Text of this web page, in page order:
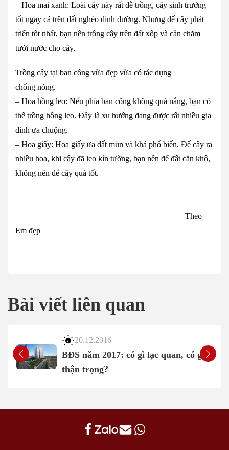
– Hoa mai xanh: Loài cây này rất dễ trồng, cây sinh trưởng
tốt ngay cả trên đất nghèo dinh dưỡng. Nhưng để cây phát
triển tốt nhất, bạn nên trồng cây trên đất xốp và cần chăm
tưới nước cho cây.
Trồng cây tại ban công vừa đẹp vừa có tác dụng
chống nóng.
– Hoa hồng leo: Nếu phía ban công không quá nắng, bạn có
thể trồng hồng leo. Đây là xu hướng đang được rất nhiều gia
đình ưa chuộng.
– Hoa giấy: Hoa giấy ưa đất mùn và khá phổ biến. Để cây ra
nhiều hoa, khi cây đã leo kín tường, bạn nên để đất cằn khô,
không nên để cây quá tốt.
Theo
Em đẹp
Bài viết liên quan
20.12.2016
BĐS năm 2017: có gì lạc quan, có gì
thận trọng?